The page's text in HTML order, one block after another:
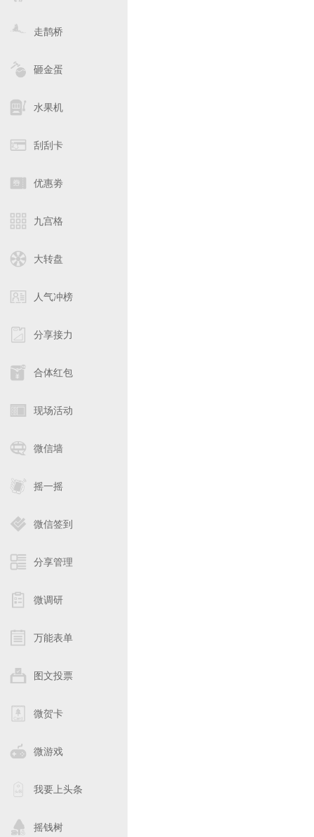
走鹊桥
砸金蛋
水果机
刮刮卡
优惠劵
九宫格
大转盘
人气冲榜
分享接力
合体红包
现场活动
微信墙
摇一摇
微信签到
分享管理
微调研
万能表单
图文投票
微贺卡
微游戏
我要上头条
摇钱树